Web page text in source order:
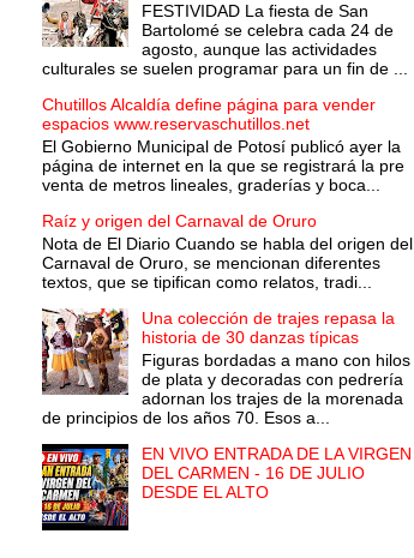
FESTIVIDAD La fiesta de San
Bartolomé se celebra cada 24 de
agosto, aunque las actividades
culturales se suelen programar para un fin de ...
Chutillos Alcaldía define página para vender
espacios www.reservaschutillos.net
El Gobierno Municipal de Potosí publicó ayer la
página de internet en la que se registrará la pre
venta de metros lineales, graderías y boca...
Raíz y origen del Carnaval de Oruro
Nota de El Diario Cuando se habla del origen del
Carnaval de Oruro, se mencionan diferentes
textos, que se tipifican como relatos, tradi...
Una colección de trajes repasa la
historia de 30 danzas típicas
Figuras bordadas a mano con hilos
de plata y decoradas con pedrería
adornan los trajes de la morenada
de principios de los años 70. Esos a...
EN VIVO ENTRADA DE LA VIRGEN
DEL CARMEN - 16 DE JULIO
DESDE EL ALTO